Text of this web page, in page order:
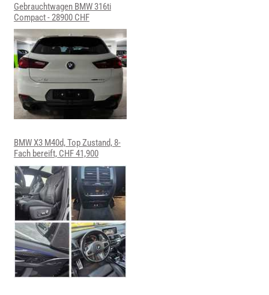
Gebrauchtwagen BMW 316ti
Compact - 28900 CHF
BMW X3 M40d, Top Zustand, 8-
Fach bereift, CHF 41,900